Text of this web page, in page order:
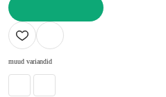
LISA OSTUKORVI
muud variandid